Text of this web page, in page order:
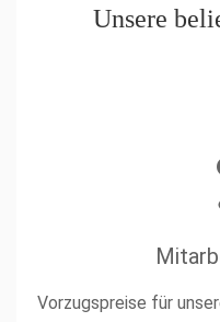
Unsere
Vorzugspreise für